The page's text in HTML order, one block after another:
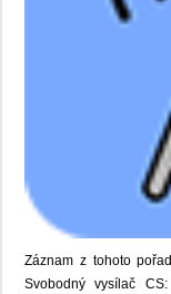
Záznam z tohoto
Svobodný vysílač CS: